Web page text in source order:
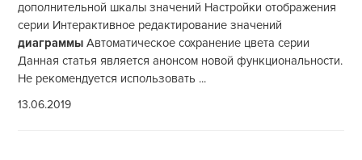
дополнительной шкалы значений Настройки отображения
серии Интерактивное редактирование значений
диаграммы Автоматическое сохранение цвета серии
Данная статья является анонсом новой функциональности.
Не рекомендуется использовать ...
13.06.2019